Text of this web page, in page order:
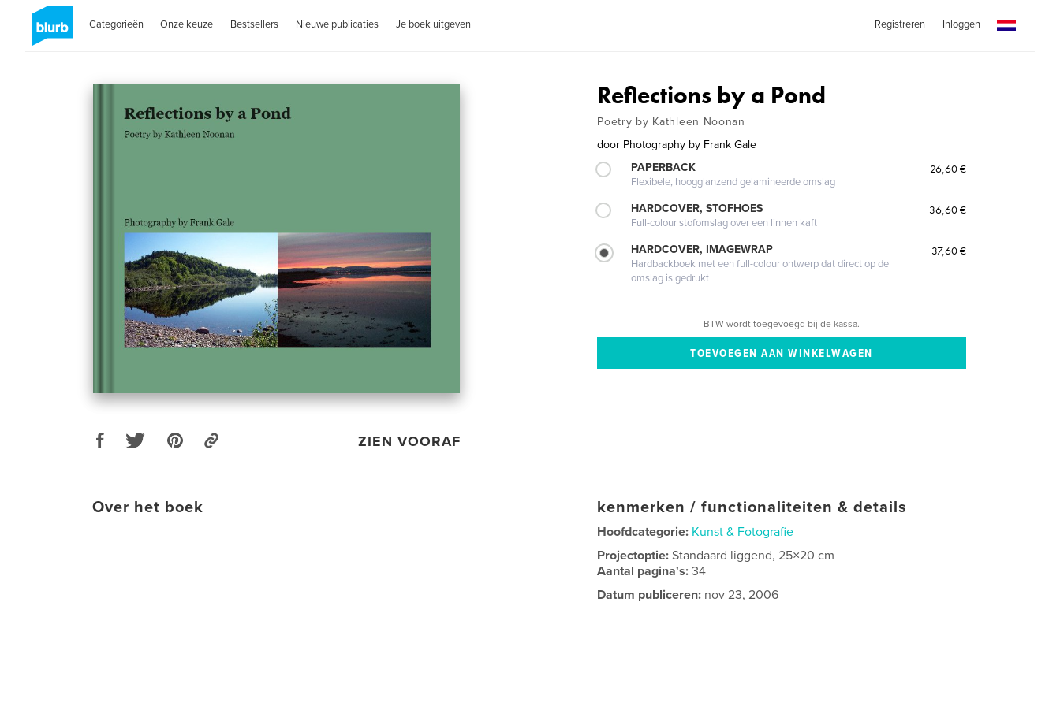
Categorieën Onze keuze Bestsellers Nieuwe publicaties Je boek uitgeven Registreren Inloggen
ZIEN VOORAF
Reflections by a Pond
Poetry by Kathleen Noonan
door Photography by Frank Gale
PAPERBACK
Flexibele, hoogglanzend gelamineerde omslag
26,60 €
HARDCOVER, STOFHOES
Full-colour stofomslag over een linnen kaft
36,60 €
HARDCOVER, IMAGEWRAP
Hardbackboek met een full-colour ontwerp dat direct op de
omslag is gedrukt
37,60 €
BTW wordt toegevoegd bij de kassa.
Over het boek kenmerken / functionaliteiten & details
Hoofdcategorie: Kunst & Fotografie
Projectoptie:Standaard liggend, 25×20 cm
Aantal pagina's:34
Datum publiceren: nov 23, 2006